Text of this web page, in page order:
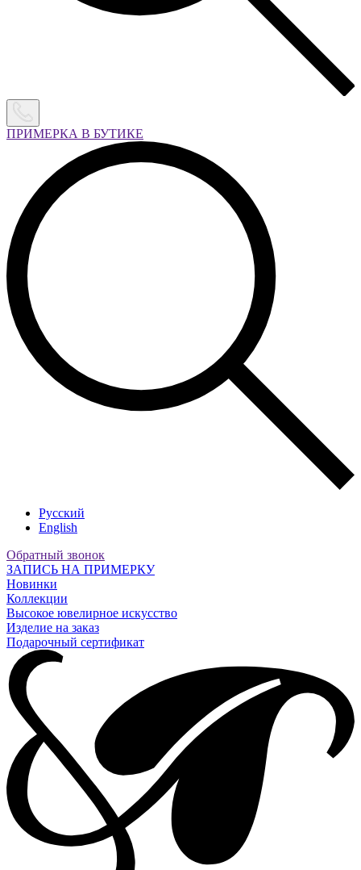
ПРИМЕРКА В БУТИКЕ
Русский
English
Обратный звонок
ЗАПИСЬ НА ПРИМЕРКУ
Новинки
Коллекции
Высокое ювелирное искусство
Изделие на заказ
Подарочный сертификат